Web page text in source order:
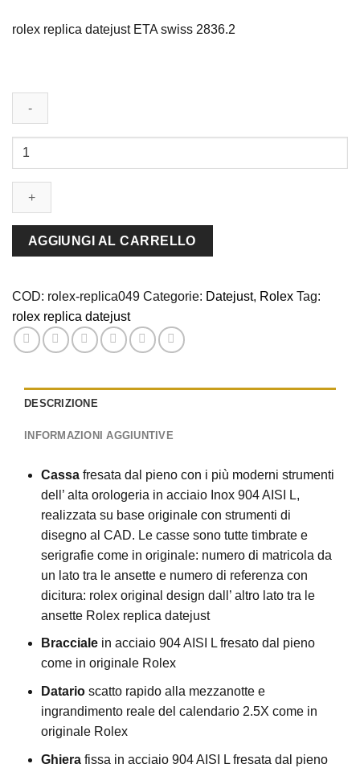
rolex replica datejust ETA swiss 2836.2
rolex
datejust
acciaio
gold
dial
orologio
imitazione
quantità
AGGIUNGI AL CARRELLO
COD: rolex-replica049 Categorie: Datejust, Rolex Tag:
rolex replica datejust
DESCRIZIONE
INFORMAZIONI AGGIUNTIVE
Cassa fresata dal pieno con i più moderni strumenti
dell’ alta orologeria in acciaio Inox 904 AISI L,
realizzata su base originale con strumenti di
disegno al CAD. Le casse sono tutte timbrate e
serigrafie come in originale: numero di matricola da
un lato tra le ansette e numero di referenza con
dicitura: rolex original design dall’ altro lato tra le
ansette Rolex replica datejust
Braccialein acciaio 904 AISI L fresato dal pieno
come in originale Rolex
Datario scatto rapido alla mezzanotte e
ingrandimento reale del calendario 2.5X come in
originale Rolex
Ghierafissa in acciaio 904 AISI L fresata dal pieno